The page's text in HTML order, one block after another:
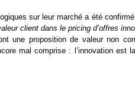
sur leur marché a été
client dans le pricing d’offres
une proposition de valeur non
mal comprise : l’innovation